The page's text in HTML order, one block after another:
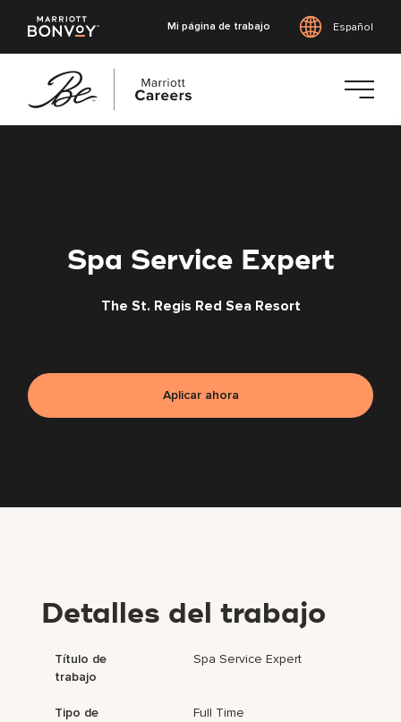
Mi página de trabajo Español
Spa Service Expert
The St. Regis Red Sea Resort
Aplicar ahora
Detalles del trabajo
Título de
trabajo
Spa Service Expert
Tipo de
Full Time